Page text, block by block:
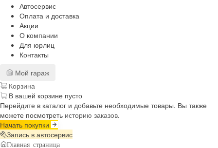
Автосервис
Оплата и доставка
Акции
О компании
Для юрлиц
Контакты
Мой гараж
Корзина
В вашей корзине пусто
Перейдите в каталог и добавьте необходимые товары. Вы также
можете посмотреть историю заказов.
Начать покупки
Запись в автосервис
Главная страница